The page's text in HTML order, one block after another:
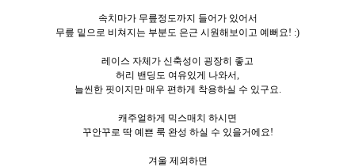
속치마가 무릎정도까지 들어가 있어서
무릎 밑으로 비쳐지는 부분도 은근 시원해보이고 예뻐요! :)
레이스 자체가 신축성이 굉장히 좋고
허리 밴딩도 여유있게 나와서,
늘씬한 핏이지만 매우 편하게 착용하실 수 있구요.
캐주얼하게 믹스매치 하시면
꾸안꾸로 딱 예쁜 룩 완성 하실 수 있을거에요!
겨울 제외하면